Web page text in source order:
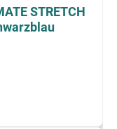
STRETCH